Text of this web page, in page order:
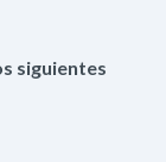
siguientes